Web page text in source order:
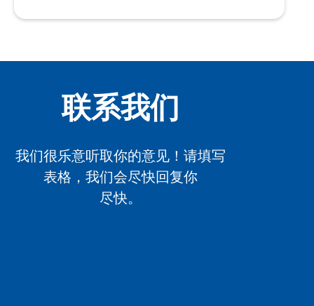
联系我们
我们很乐意听取你的意见！请填写
表格，我们会尽快回复你
尽快。